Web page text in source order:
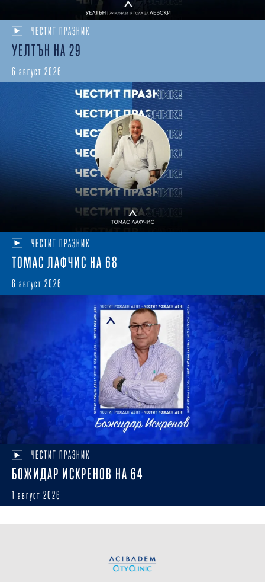
ЧЕСТИТ ПРАЗНИК
УЕЛТЪН НА 29
6 август 2026
ЧЕСТИТ ПРАЗНИК
ТОМАС ЛАФЧИС НА 68
6 август 2026
ЧЕСТИТ ПРАЗНИК
БОЖИДАР ИСКРЕНОВ НА 64
1 август 2026